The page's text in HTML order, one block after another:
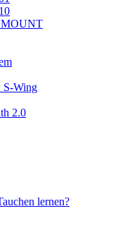
S-Wing
2.0
lernen?